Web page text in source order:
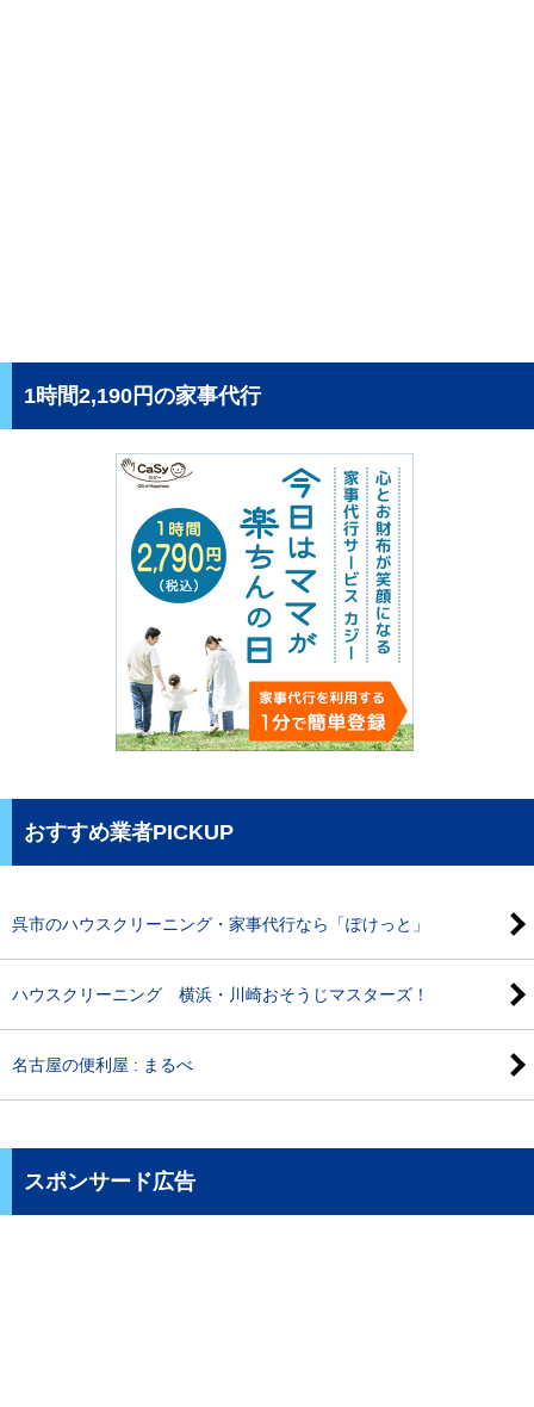
1時間2,190円の家事代行
おすすめ業者PICKUP
呉市のハウスクリーニング・家事代行なら「ぽけっと」
ハウスクリーニング 横浜・川崎おそうじマスターズ！
名古屋の便利屋 : まるべ
スポンサード広告